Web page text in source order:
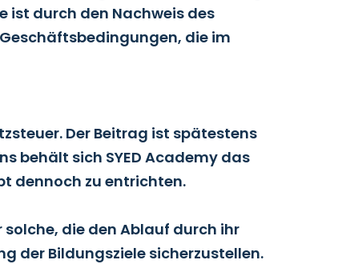
ist durch den Nachweis des
die im
Der Beitrag ist spätestens
behält sich SYED Academy das
dennoch zu entrichten.
die den Ablauf durch ihr
der Bildungsziele sicherzustellen.